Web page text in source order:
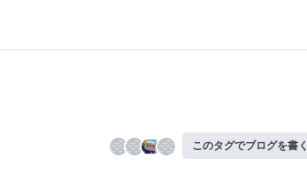
このタグでブログを書く